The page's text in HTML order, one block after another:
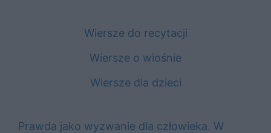
Wiersze do recytacji
Wiersze o wiośnie
Wiersze dla dzieci
Prawda jako wyzwanie dla człowieka. W